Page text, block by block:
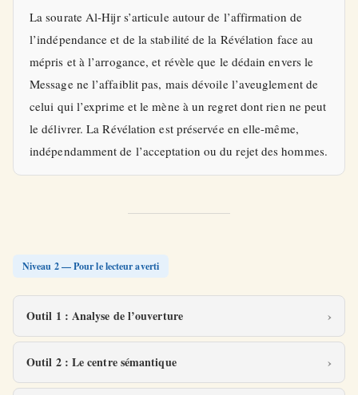
La sourate Al-Hijr s’articule autour de l’affirmation de
l’indépendance et de la stabilité de la Révélation face au
mépris et à l’arrogance, et révèle que le dédain envers le
Message ne l’affaiblit pas, mais dévoile l’aveuglement de
celui qui l’exprime et le mène à un regret dont rien ne peut
le délivrer. La Révélation est préservée en elle-même,
indépendamment de l’acceptation ou du rejet des hommes.
Niveau 2 — Pour le lecteur averti
Outil 1 : Analyse de l’ouverture
Outil 2 : Le centre sémantique